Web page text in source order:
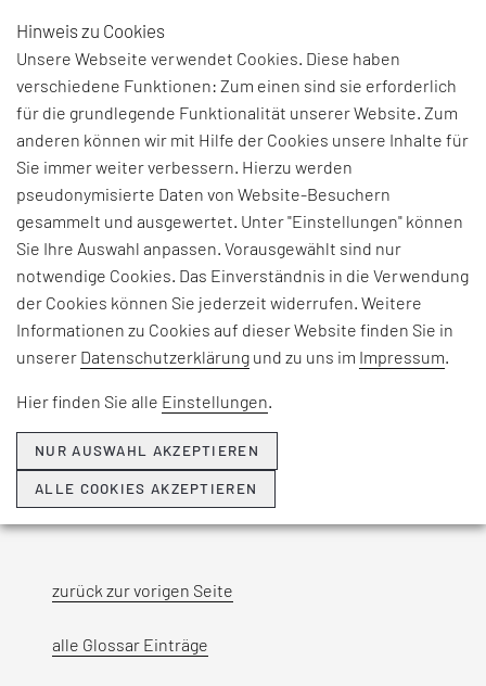
BEGRIFFSERKLÄRUNG:
HORIZONTALE
INTEGRATION
Beschreibt das Vorgehen eines Unternehmens,
den Material- und Informationsfluss
verschiedener Abteilungen auf einer
bedeutet Horizontale Integration, dass
Funktionen und Aufgaben von Bereichen auf einer
Hierarchieebene eines Unternehmens
miteinander verschmelzen.
zurück zur vorigen Seite
alle Glossar Einträge
Hinweis zu Cookies
Unsere Webseite verwendet Cookies. Diese haben
verschiedene Funktionen: Zum einen sind sie erforderlich
für die grundlegende Funktionalität unserer Website. Zum
anderen können wir mit Hilfe der Cookies unsere Inhalte für
Sie immer weiter verbessern. Hierzu werden
pseudonymisierte Daten von Website-Besuchern
gesammelt und ausgewertet. Unter "Einstellungen" können
Sie Ihre Auswahl anpassen. Vorausgewählt sind nur
notwendige Cookies. Das Einverständnis in die Verwendung
der Cookies können Sie jederzeit widerrufen. Weitere
Informationen zu Cookies auf dieser Website finden Sie in
unserer Datenschutzerklärung und zu uns im Impressum.
Hier finden Sie alle Einstellungen.
NUR AUSWAHL AKZEPTIEREN
ALLE COOKIES AKZEPTIEREN